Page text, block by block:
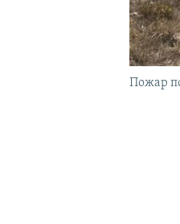
Пожар